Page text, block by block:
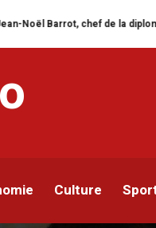
chef de la diplomatie française
Culture